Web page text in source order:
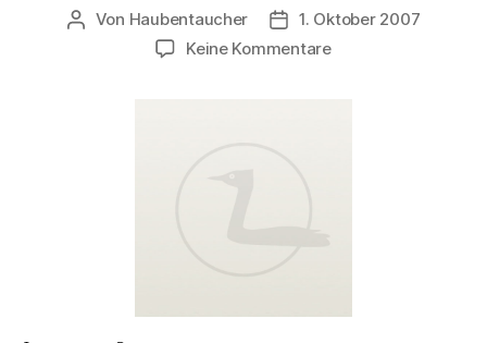
Beitragsautor
Von Haubentaucher Veröffentlichungsdatum
1. Oktober 2007
Keine Kommentarezu